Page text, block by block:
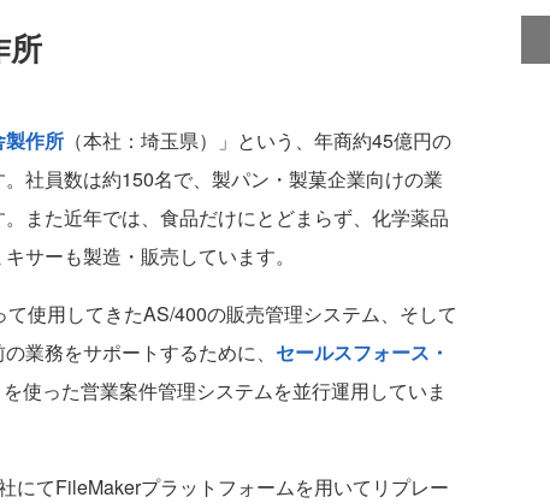
所
製作所 （本社：埼玉県）」という、年商約45億円の
社員数は約150名で、製パン・製菓企業向けの業
また近年では、食品だけにとどまらず、化学薬品
サーも製造・販売しています。
使用してきたAS/400の販売管理システム、そして
業務をサポートするために、 セールスフォース・
を使った営業案件管理システムを並行運用していま
にてFileMakerプラットフォームを用いてリプレー